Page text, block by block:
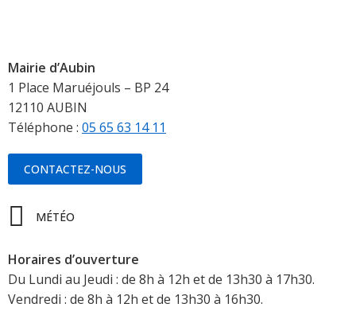
Mairie d’Aubin
1 Place Maruéjouls – BP 24
12110 AUBIN
Téléphone : 05 65 63 14 11
CONTACTEZ-NOUS
MÉTÉO
Horaires d’ouverture
Du Lundi au Jeudi : de 8h à 12h et de 13h30 à 17h30.
Vendredi : de 8h à 12h et de 13h30 à 16h30.